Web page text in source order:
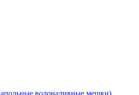
водоналивные мешки)